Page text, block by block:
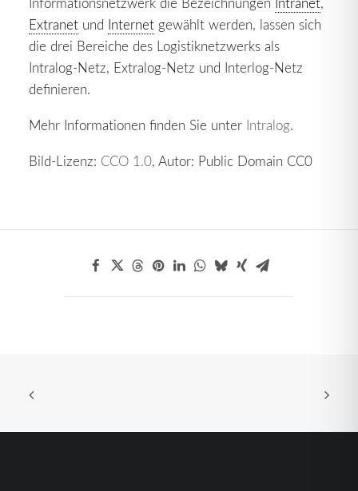
Extranet und Internet gewählt werden, lassen sich
die drei Bereiche des Logistiknetzwerks als
Intralog-Netz, Extralog-Netz und Interlog-Netz
definieren.
Mehr Informationen finden Sie unter Intralog.
Bild-Lizenz: CCO 1.0, Autor: Public Domain CC0